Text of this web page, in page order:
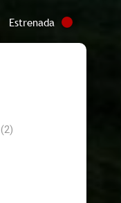
Estrenada
(2)